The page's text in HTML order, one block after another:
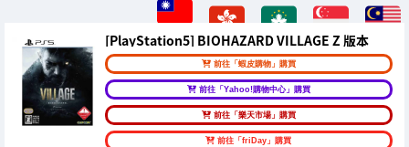
[PlayStation5] BIOHAZARD VILLAGE Z 版本
前往「蝦皮購物」購買
前往「Yahoo!購物中心」購買
前往「樂天市場」購買
前往「friDay」購買